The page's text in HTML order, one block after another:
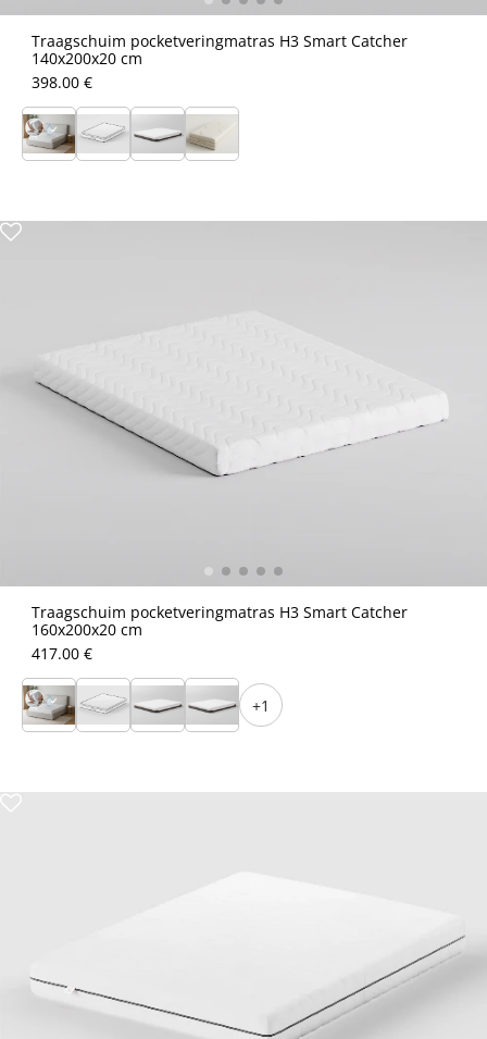
Traagschuim pocketveringmatras H3 Smart Catcher
140x200x20 cm
398.00 €
Traagschuim pocketveringmatras H3 Smart Catcher
160x200x20 cm
417.00 €
+1